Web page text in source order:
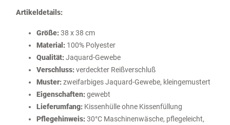
Artikeldetails:
Größe:38 x 38 cm
Material: 100% Polyester
Qualität:Jaquard-Gewebe
Verschluss:verdeckter Reißverschluß
Muster:zweifarbiges Jaquard-Gewebe, kleingemustert
Eigenschaften:gewebt
Lieferumfang: Kissenhülle ohne Kissenfüllung
Pflegehinweis:30°C Maschinenwäsche, pflegeleicht,